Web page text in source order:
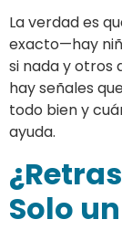
La verdad es
exacto—hay
si nada y otros
hay señales
todo bien y
ayuda.
Solo